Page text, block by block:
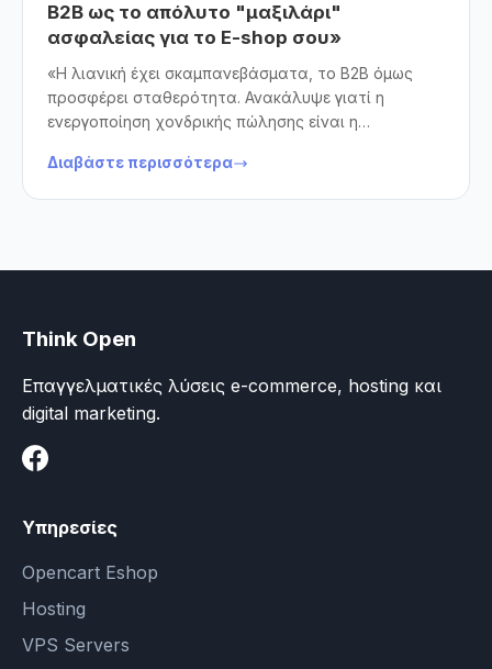
B2B ως το απόλυτο "μαξιλάρι"
ασφαλείας για το E-shop σου»
«Η λιανική έχει σκαμπανεβάσματα, το B2B όμως
προσφέρει σταθερότητα. Ανακάλυψε γιατί η
ενεργοποίηση χονδρικής πώλησης είναι η
για να αυξήσει τον τζίρο του, να μειώσει τα
Διαβάστε περισσότερα
Think Open
Επαγγελματικές λύσεις e-commerce, hosting και
digital marketing.
Υπηρεσίες
Opencart Eshop
Hosting
VPS Servers